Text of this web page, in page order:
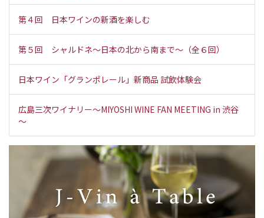
第４回 日本ワインの新酒を楽しむ
第５回 シャルドネ～日本の北から南まで～（全６回）
日本ワイン「グランポレール」新商品 試飲体験会
広島三次ワイナリー～MIYOSHI WINE FAN MEETING in 渋谷
～